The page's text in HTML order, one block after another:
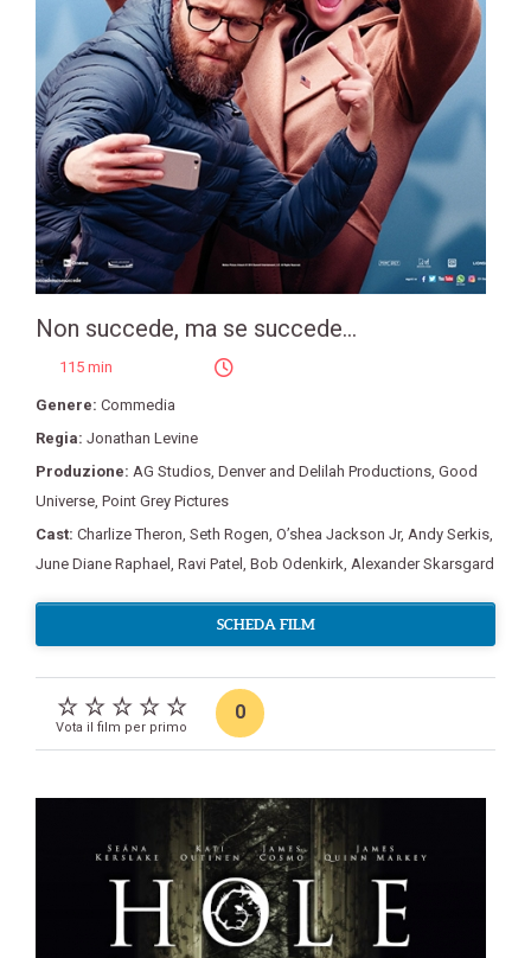
Non succede, ma se succede...
115 min
Genere: Commedia
Regia: Jonathan Levine
Produzione: AG Studios Denver and Delilah Productions Good
Universe Point Grey Pictures
Cast: Charlize Theron Seth Rogen O’shea Jackson Jr, Andy Serkis
June Diane Raphael Ravi Patel Bob Odenkirk Alexander Skarsgard
SCHEDA FILM
Vota il film per primo
0